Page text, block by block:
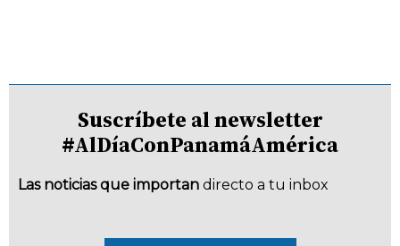
Suscríbete al newsletter
#AlDíaConPanamáAmérica
Las noticias que importan directo a tu inbox